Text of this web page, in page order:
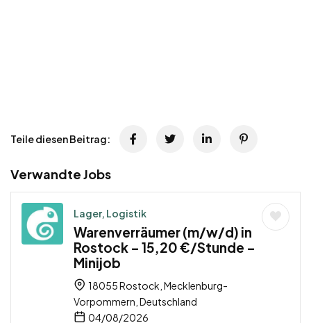
Teile diesen Beitrag:
Verwandte Jobs
Lager, Logistik
Warenverräumer (m/w/d) in
Rostock – 15,20 €/Stunde –
Minijob
18055 Rostock, Mecklenburg-
Vorpommern, Deutschland
04/08/2026